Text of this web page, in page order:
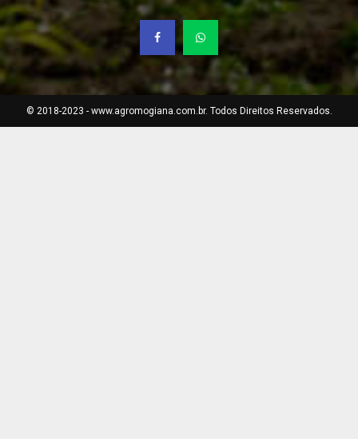
© 2018-2023 - www.agromogiana.com.br. Todos Direitos Reservados.